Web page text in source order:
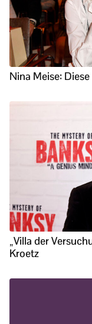
Nina Meise:
„Villa der
Kroetz